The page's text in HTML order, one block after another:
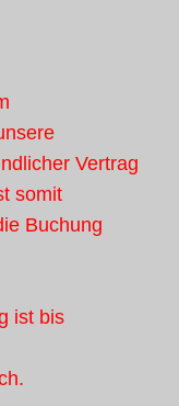
Vertrag
somit
Buchung
ist bis